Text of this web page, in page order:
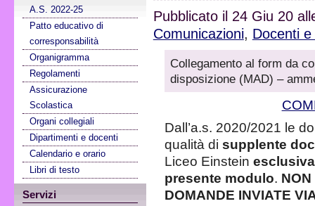
A.S. 2022-25
Patto educativo di
corresponsabilità
Organigramma
Regolamenti
Assicurazione
Scolastica
Organi collegiali
Dipartimenti e docenti
Calendario e orario
Libri di testo
Servizi
Pubblicato il 24 Giu 20
Comunicazioni, Docenti e
Collegamento al form da
disposizione (MAD) –
Dall’a.s. 2020/2021 le
qualità di supplente
Liceo Einstein
presente modulo.
DOMANDE INVIATE